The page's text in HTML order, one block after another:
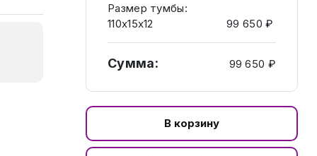
Размер тумбы:
110х15х12
99 650 ₽
Сумма: 99 650 ₽
В корзину